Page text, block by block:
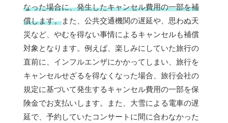
なった場合に、発生したキャンセル費用の一部を補
償します。また、公共交通機関の遅延や、思わぬ天
災など、やむを得ない事情によるキャンセルも補償
対象となります。例えば、楽しみにしていた旅行の
直前に、インフルエンザにかかってしまい、旅行を
キャンセルせざるを得なくなった場合、旅行会社の
規定に基づいて発生するキャンセル費用の一部を保
険金でお支払いします。また、大雪による電車の遅
延で、予約していたコンサートに間に合わなかった